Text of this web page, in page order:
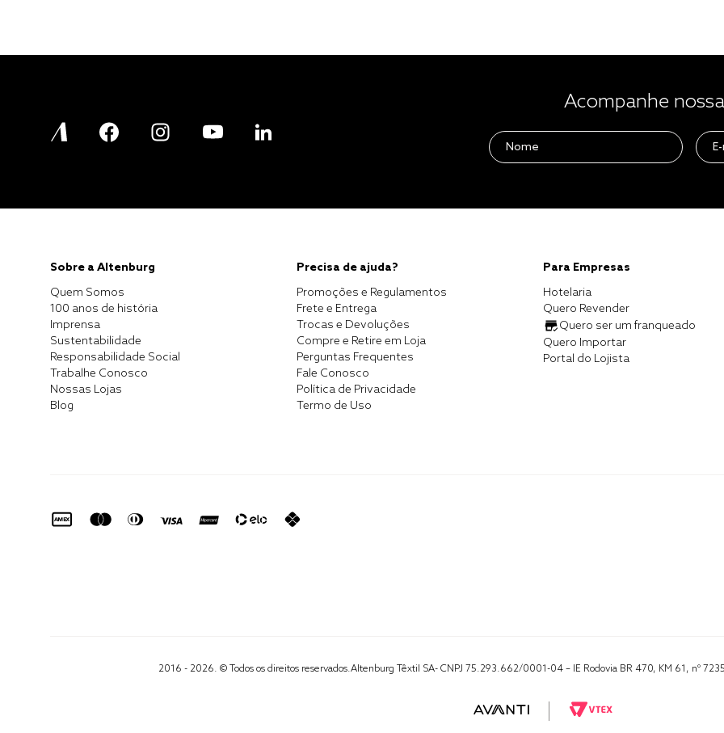
Acompanhe
Sobre a Altenburg
Quem Somos
100 anos de história
Imprensa
Sustentabilidade
Responsabilidade Social
Trabalhe Conosco
Nossas Lojas
Blog
Precisa de ajuda?
Promoções e Regulamentos
Frete e Entrega
Trocas e Devoluções
Compre e Retire em Loja
Perguntas Frequentes
Fale Conosco
Política de Privacidade
Termo de Uso
Para Empresas
Hotelaria
Quero Revender
Quero ser um franqueado
Quero Importar
Portal do Lojista
2016 - 2026. © Todos os direitos reservados.Altenburg Têxtil SA- CNPJ 75.293.662/0001-04 – IE Rodovia BR 470, KM 61, nº